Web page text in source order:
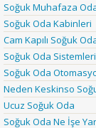
Soğuk Muhafaza
Soğuk Oda Kabinleri
Cam Kapılı Soğuk
Soğuk Oda Sistemleri
Soğuk Oda
Neden Keskinso
Ucuz Soğuk Oda
Soğuk Oda Ne İşe